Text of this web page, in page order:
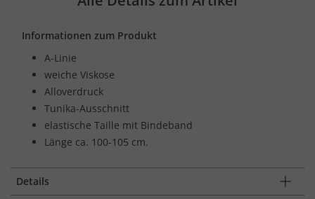
Informationen zum Produkt
A-Linie
weiche Viskose
Alloverdruck
Tunika-Ausschnitt
elastische Taille mit Bindeband
Länge ca. 100-105 cm.
Details